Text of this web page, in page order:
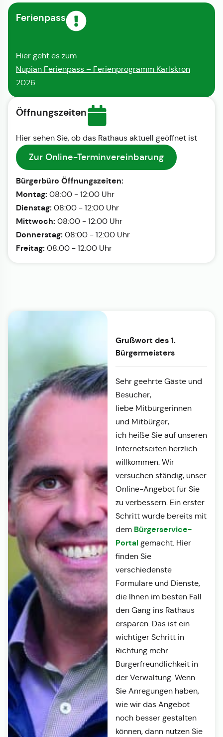
Ferienpass
Hier geht es zum
Nupian Ferienpass – Ferienprogramm Karlskron
2026
Öffnungszeiten
Hier sehen Sie, ob das Rathaus aktuell geöffnet ist
Zur Online-Terminvereinbarung
Bürgerbüro Öffnungszeiten:
Montag: 08:00 - 12:00 Uhr
Dienstag: 08:00 - 12:00 Uhr
Mittwoch: 08:00 - 12:00 Uhr
Donnerstag: 08:00 - 12:00 Uhr
Freitag: 08:00 - 12:00 Uhr
Grußwort des 1.
Bürgermeisters
Sehr geehrte Gäste und
Besucher,
liebe Mitbürgerinnen
und Mitbürger,
ich heiße Sie auf unseren
Internetseiten herzlich
willkommen. Wir
versuchen ständig, unser
Online-Angebot für Sie
zu verbessern. Ein erster
Schritt wurde bereits mit
dem Bürgerservice-
Portalgemacht. Hier
finden Sie
verschiedenste
Formulare und Dienste,
die Ihnen im besten Fall
den Gang ins Rathaus
ersparen. Das ist ein
wichtiger Schritt in
Richtung mehr
Bürgerfreundlichkeit in
der Verwaltung. Wenn
Sie Anregungen haben,
wie wir das Angebot
noch besser gestalten
können, dann nutzen Sie